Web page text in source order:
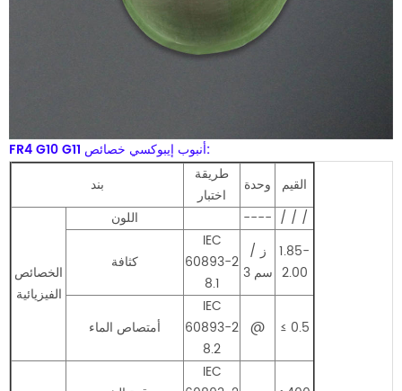
FR4 G10 G11 أنبوب إيبوكسي خصائص:
بند
طريقة
اختبار
وحدة القيم
الخصائص
الفيزيائية
اللون ---- / / /
كثافة
IEC
60893-2
8.1
ز /
سم 3
1.85-
2.00
أمتصاص الماء
IEC
60893-2
8.2
@ ≤ 0.5
IEC